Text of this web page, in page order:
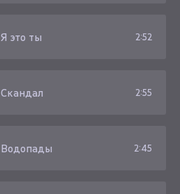
Я это ты 2:52
Скандал 2:55
Водопады 2:45